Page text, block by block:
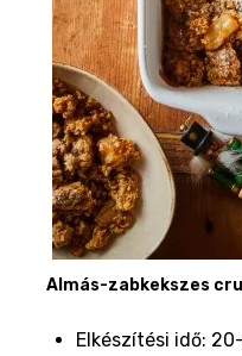
Almás-zabkekszes
Elkészítési idő: